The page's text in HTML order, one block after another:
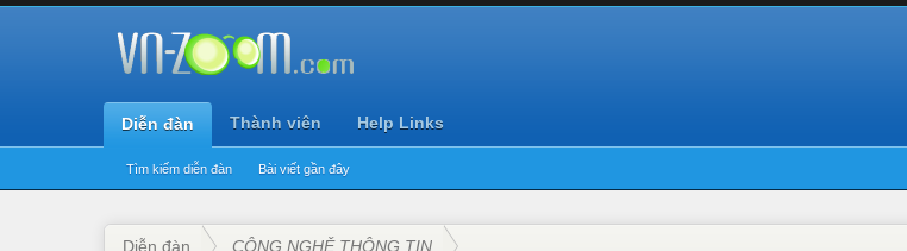
Diễn đàn
Tìm kiếm diễn đàn Bài viết gần đây
Thành viên Help Links
Diễn đàn CÔNG NGHỆ THÔNG TIN